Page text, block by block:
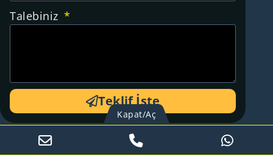
Talebiniz
Teklif İste
Alternative:
Kapat/Aç